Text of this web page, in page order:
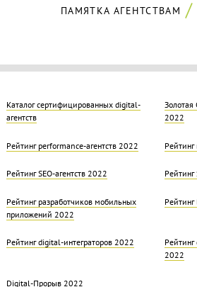
ПАМЯТКА АГЕНТСТВАМ
Каталог сертифицированных digital-
агентств
Золотая
2022
Рейтинг performance-агентств 2022
Рейтинг SEO-агентств 2022 Рейтинг
Рейтинг разработчиков мобильных
приложений 2022
Рейтинг digital-интеграторов 2022
Рейтинг
2022
Digital-Прорыв 2022